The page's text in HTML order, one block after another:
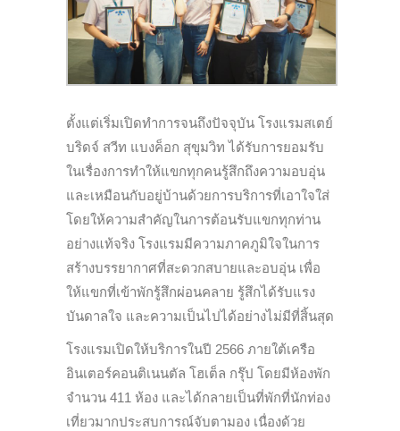
ตั้งแต่เริ่มเปิดทำการจนถึงปัจจุบัน โรงแรมสเตย์
บริดจ์ สวีท แบงค็อก สุขุมวิท ได้รับการยอมรับ
ในเรื่องการทำให้แขกทุกคนรู้สึกถึงความอบอุ่น
และเหมือนกับอยู่บ้านด้วยการบริการที่เอาใจใส่
โดยให้ความสำคัญในการต้อนรับแขกทุกท่าน
อย่างแท้จริง โรงแรมมีความภาคภูมิใจในการ
สร้างบรรยากาศที่สะดวกสบายและอบอุ่น เพื่อ
ให้แขกที่เข้าพักรู้สึกผ่อนคลาย รู้สึกได้รับแรง
บันดาลใจ และความเป็นไปได้อย่างไม่มีที่สิ้นสุด
โรงแรมเปิดให้บริการในปี 2566 ภายใต้เครือ
อินเตอร์คอนติเนนตัล โฮเต็ล กรุ๊ป โดยมีห้องพัก
จำนวน 411 ห้อง และได้กลายเป็นที่พักที่นักท่อง
เที่ยวมากประสบการณ์จับตามอง เนื่องด้วย